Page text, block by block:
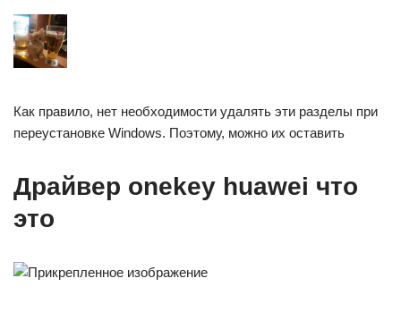
Как правило, нет необходимости удалять эти разделы при
переустановке Windows. Поэтому, можно их оставить
Драйвер onekey huawei что
это